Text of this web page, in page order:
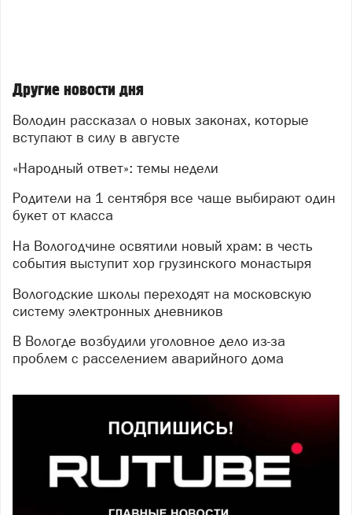
Другие новости дня
Володин рассказал о новых законах, которые
вступают в силу в августе
«Народный ответ»: темы недели
Родители на 1 сентября все чаще выбирают один
букет от класса
На Вологодчине освятили новый храм: в честь
события выступит хор грузинского монастыря
Вологодские школы переходят на московскую
систему электронных дневников
В Вологде возбудили уголовное дело из-за
проблем с расселением аварийного дома